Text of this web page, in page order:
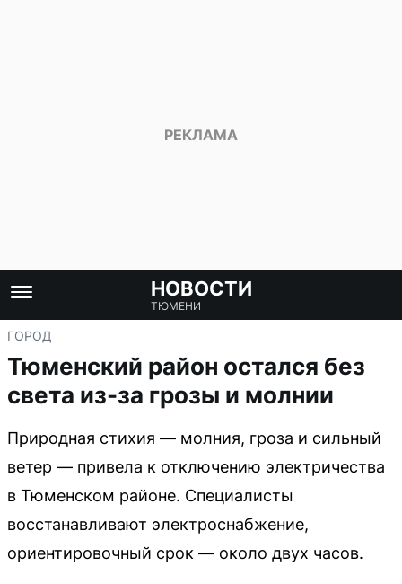
НОВОСТИ
ТЮМЕНИ
ГОРОД
Тюменский район остался без
света из-за грозы и молнии
Природная стихия — молния, гроза и сильный
ветер — привела к отключению электричества
в Тюменском районе. Специалисты
восстанавливают электроснабжение,
ориентировочный срок — около двух часов.